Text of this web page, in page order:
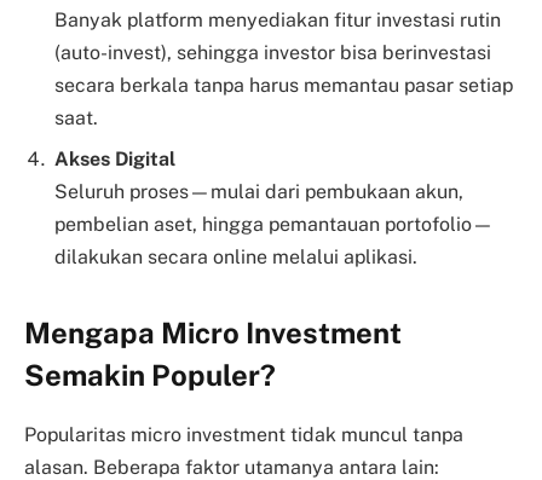
Banyak platform menyediakan fitur investasi rutin
(auto-invest), sehingga investor bisa berinvestasi
secara berkala tanpa harus memantau pasar setiap
saat.
Akses Digital
Seluruh proses—mulai dari pembukaan akun,
pembelian aset, hingga pemantauan portofolio—
dilakukan secara online melalui aplikasi.
Mengapa Micro Investment
Semakin Populer?
Popularitas micro investment tidak muncul tanpa
alasan. Beberapa faktor utamanya antara lain: